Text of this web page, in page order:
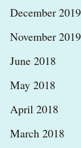
December 2019
November 2019
June 2018
May 2018
April 2018
March 2018